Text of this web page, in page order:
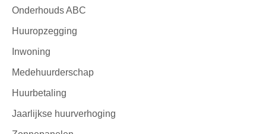
Onderhouds ABC
Huuropzegging
Inwoning
Medehuurderschap
Huurbetaling
Jaarlijkse huurverhoging